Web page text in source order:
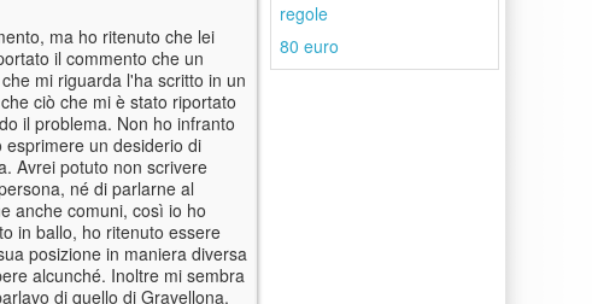
ma ho ritenuto che lei
il commento che un
mi riguarda l'ha scritto in un
ciò che mi è stato riportato
il problema. Non ho infranto
un desiderio di
Avrei potuto non scrivere
né di parlarne al
anche comuni, così io ho
in ballo, ho ritenuto essere
posizione in maniera diversa
alcunché. Inoltre mi sembra
di quello di Gravellona,
regole
80 euro